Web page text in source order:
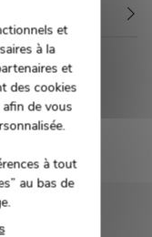
et
à la
et
des cookies
de vous
à tout
au bas de